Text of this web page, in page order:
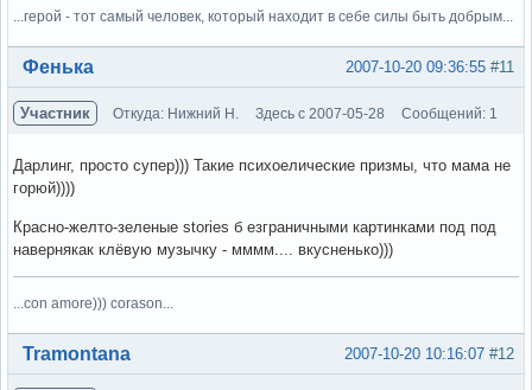
...герой - тот самый человек, который находит в себе силы быть добрым...
Вне форума #11
2007-10-20 09:36:55
Фенька
Участник Откуда: Нижний Н. Здесь с 2007-05-28 Сообщений: 1
Дарлинг, просто супер))) Такие психоелические призмы, что мама не
горюй))))
Красно-желто-зеленые stories б езграничными картинками под под
навернякак клёвую музычку - мммм.... вкусненько)))
...con amore))) corason...
Вне форума #12
2007-10-20 10:16:07
Tramontana